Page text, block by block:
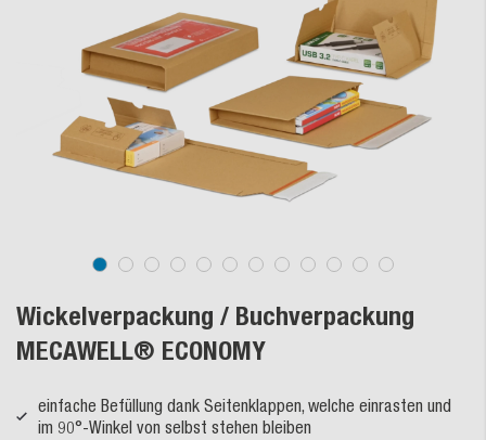
Wickelverpackung / Buchverpackung
MECAWELL® ECONOMY
einfache Befüllung dank Seitenklappen, welche einrasten und
im 90°-Winkel von selbst stehen bleiben